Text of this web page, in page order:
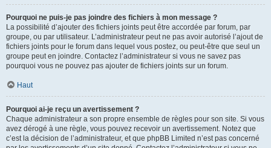
Pourquoi ne puis-je pas joindre des fichiers à mon message ?
La possibilité d’ajouter des fichiers joints peut être accordée par forum, par
groupe, ou par utilisateur. L’administrateur peut ne pas avoir autorisé l’ajout de
fichiers joints pour le forum dans lequel vous postez, ou peut-être que seul un
groupe peut en joindre. Contactez l’administrateur si vous ne savez pas
pourquoi vous ne pouvez pas ajouter de fichiers joints sur un forum.
Haut
Pourquoi ai-je reçu un avertissement ?
Chaque administrateur a son propre ensemble de règles pour son site. Si vous
avez dérogé à une règle, vous pouvez recevoir un avertissement. Notez que
c’est la décision de l’administrateur, et que phpBB Limited n’est pas concerné